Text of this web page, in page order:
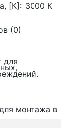
[К]: 3000 К
(0)
для
монтажа в